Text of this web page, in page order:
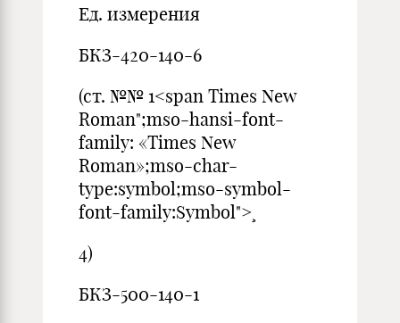
Ед. измерения
БКЗ-420-140-6
(ст. №№ 1<span Times New
Roman";mso-hansi-font-
family: «Times New
Roman»;mso-char-
type:symbol;mso-symbol-
font-family:Symbol">¸
4)
БКЗ-500-140-1